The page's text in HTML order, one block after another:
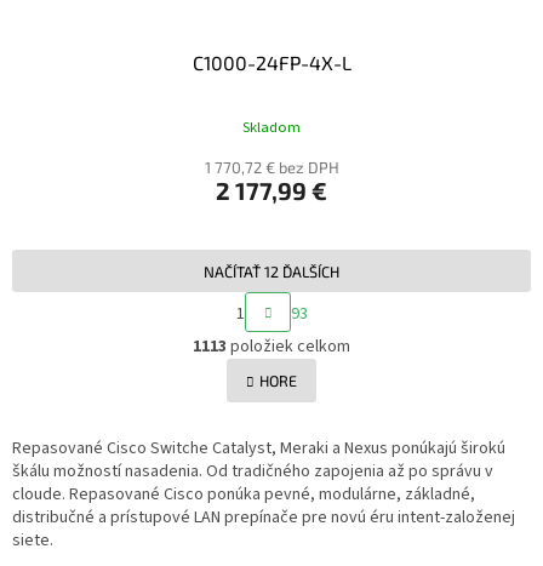
C1000-24FP-4X-L
Skladom
1 770,72 € bez DPH
2 177,99 €
O
V
L
Á
A
C
I
E
NAČÍTAŤ 12 ĎALŠÍCH
T
R
Á
N
K
V
A
N
E
1
93
1113 položiek celkom
HORE
Repasované Cisco Switche Catalyst, Meraki a Nexus ponúkajú širokú
škálu možností nasadenia. Od tradičného zapojenia až po správu v
cloude. Repasované Cisco ponúka pevné, modulárne, základné,
distribučné a prístupové LAN prepínače pre novú éru intent-založenej
siete.